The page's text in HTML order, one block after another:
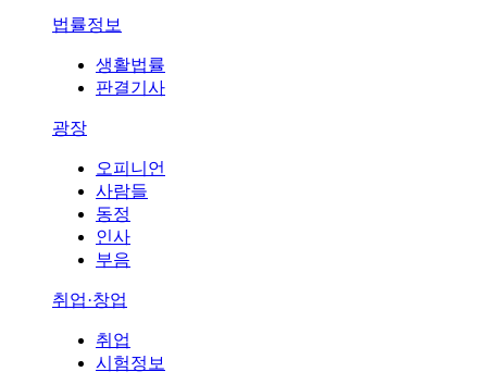
법률정보
생활법률
판결기사
광장
오피니언
사람들
동정
인사
부음
취업·창업
취업
시험정보